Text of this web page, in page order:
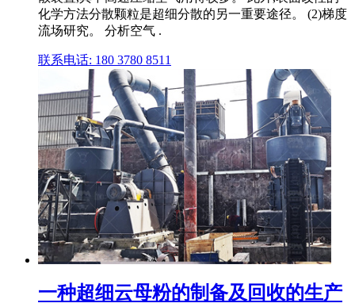
化学方法分散颗粒是超细分散的另一重要途径。 (2)梯度
流场研究。 分析空气 .
联系电话: 180 3780 8511
一种超细云母粉的制备及回收的生产